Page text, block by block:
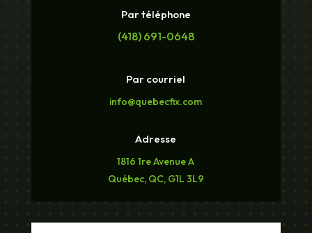
Par téléphone
(418) 691-0648
Par courriel
info@quebecfix.com
Adresse
1816 1re Avenue A
Québec, QC, G1L 3L9